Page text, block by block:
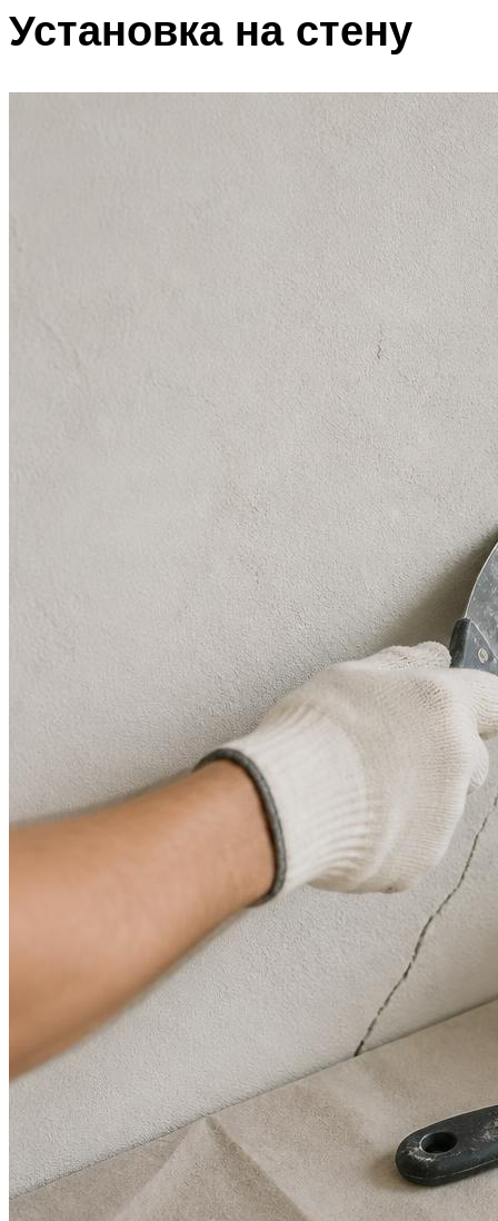
Установка на стену